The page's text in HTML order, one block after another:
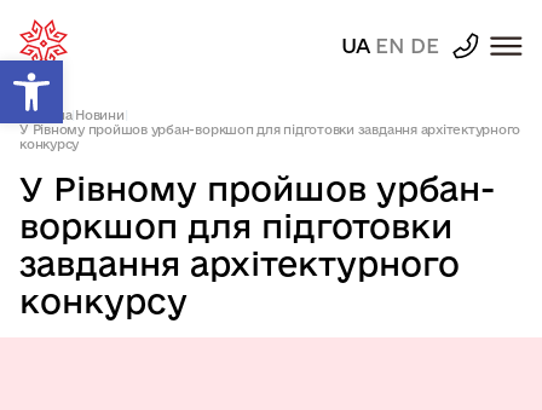
Відкрити Панель інструментів
UA EN DE
Головна| Новини
У Рівному пройшов урбан-воркшоп для підготовки завдання архітектурного
конкурсу
У Рівному пройшов урбан-
воркшоп для підготовки
завдання архітектурного
конкурсу